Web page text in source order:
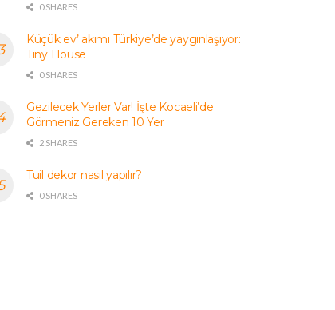
0 SHARES
Küçük ev’ akımı Türkiye’de yaygınlaşıyor:
Tiny House
0 SHARES
Gezilecek Yerler Var! İşte Kocaeli’de
Görmeniz Gereken 10 Yer
2 SHARES
Tuil dekor nasıl yapılır?
0 SHARES